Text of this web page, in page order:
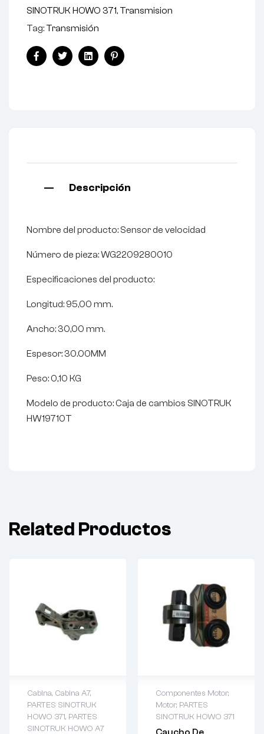
SINOTRUK HOWO 371, Transmision
Tag: Transmisión
FacebookTwitterLinkedinPinterest
Descripción
Nombre del producto: Sensor de velocidad
Número de pieza: WG2209280010
Especificaciones del producto:
Longitud: 95,00 mm.
Ancho: 30,00 mm.
Espesor: 30.00MM
Peso: 0,10 KG
Modelo de producto: Caja de cambios SINOTRUK
HW19710T
Related Productos
Cabina, Cabina A7,
PARTES SINOTRUK
HOWO 371, PARTES
SINOTRUK HOWO A7
Componentes Motor,
Motor, PARTES
SINOTRUK HOWO 371